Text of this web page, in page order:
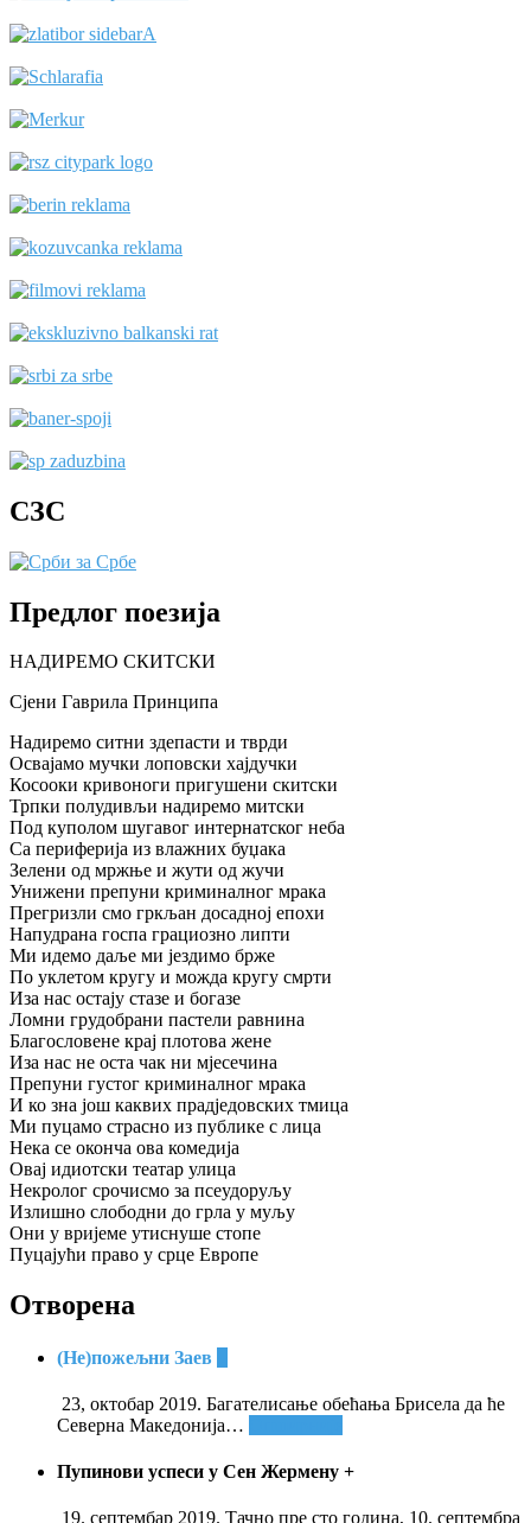
СЗС
Предлог поезија
НАДИРЕМО СКИТСКИ
Сјени Гаврила Принципа
Надиремо ситни здепасти и тврди
Освајамо мучки лоповски хајдучки
Косооки кривоноги пригушени скитски
Трпки полудивљи надиремо митски
Под куполом шугавог интернатског неба
Са периферија из влажних буџака
Зелени од мржње и жути од жучи
Унижени препуни криминалног мрака
Прегризли смо гркљан досадној епохи
Напудрана госпа грациозно липти
Ми идемо даље ми јездимо брже
По уклетом кругу и можда кругу смрти
Иза нас остају стазе и богазе
Ломни грудобрани пастели равнина
Благословене крај плотова жене
Иза нас не оста чак ни мјесечина
Препуни густог криминалног мрака
И ко зна још каквих прадједовских тмица
Ми пуцамо страсно из публике с лица
Нека се оконча ова комедија
Овај идиотски театар улица
Некролог срочисмо за псеудоруљу
Излишно слободни до грла у муљу
Они у вријеме утиснуше стопе
Пуцајући право у срце Европе
Отворена
(Не)пожељни Заев
23, октобар 2019. Багателисање обећања Брисела да ће
Северна Македонија…
Пупинови успеси у Сен Жермену +
19. септембар 2019. Тачно пре сто година, 10. септембра